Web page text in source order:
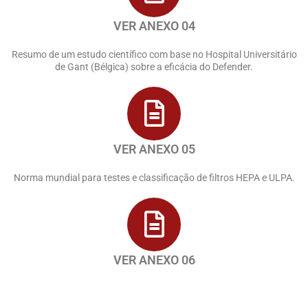
VER ANEXO 04
Resumo de um estudo científico com base no Hospital Universitário
de Gant (Bélgica) sobre a eficácia do Defender.
VER ANEXO 05
Norma mundial para testes e classificação de filtros HEPA e ULPA.
VER ANEXO 06